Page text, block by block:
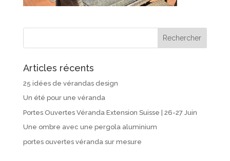
Articles récents
25 idées de vérandas design
Un été pour une véranda
Portes Ouvertes Véranda Extension Suisse | 26-27 Juin
Une ombre avec une pergola aluminium
portes ouvertes véranda sur mesure